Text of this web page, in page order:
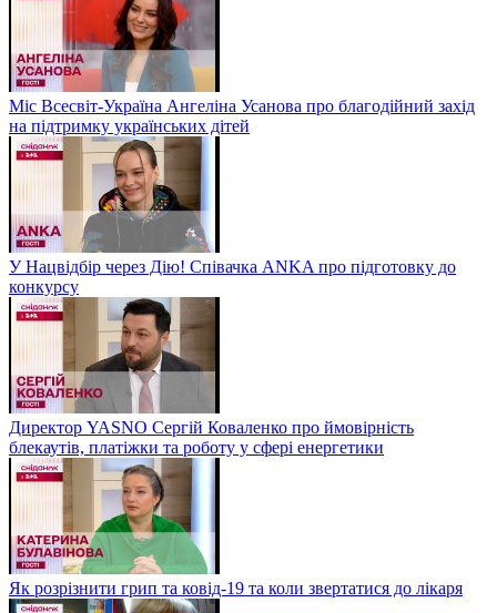
Міс Всесвіт-Україна Ангеліна Усанова про благодійний захід
на підтримку українських дітей
У Нацвідбір через Дію! Співачка ANKA про підготовку до
конкурсу
Директор YASNO Сергій Коваленко про ймовірність
блекаутів, платіжки та роботу у сфері енергетики
Як розрізнити грип та ковід-19 та коли звертатися до лікаря